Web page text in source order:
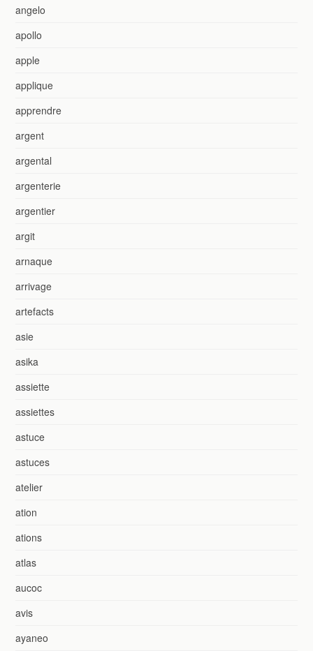
angelo
apollo
apple
applique
apprendre
argent
argental
argenterie
argentier
argit
arnaque
arrivage
artefacts
asie
asika
assiette
assiettes
astuce
astuces
atelier
ation
ations
atlas
aucoc
avis
ayaneo